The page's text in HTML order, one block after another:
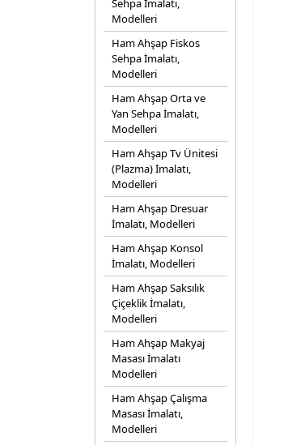
Sehpa İmalatı,
Modelleri
Ham Ahşap Fiskos
Sehpa İmalatı,
Modelleri
Ham Ahşap Orta ve
Yan Sehpa İmalatı,
Modelleri
Ham Ahşap Tv Ünitesi
(Plazma) İmalatı,
Modelleri
Ham Ahşap Dresuar
İmalatı, Modelleri
Ham Ahşap Konsol
İmalatı, Modelleri
Ham Ahşap Saksılık
Çiçeklik İmalatı,
Modelleri
Ham Ahşap Makyaj
Masası İmalatı
Modelleri
Ham Ahşap Çalışma
Masası İmalatı,
Modelleri